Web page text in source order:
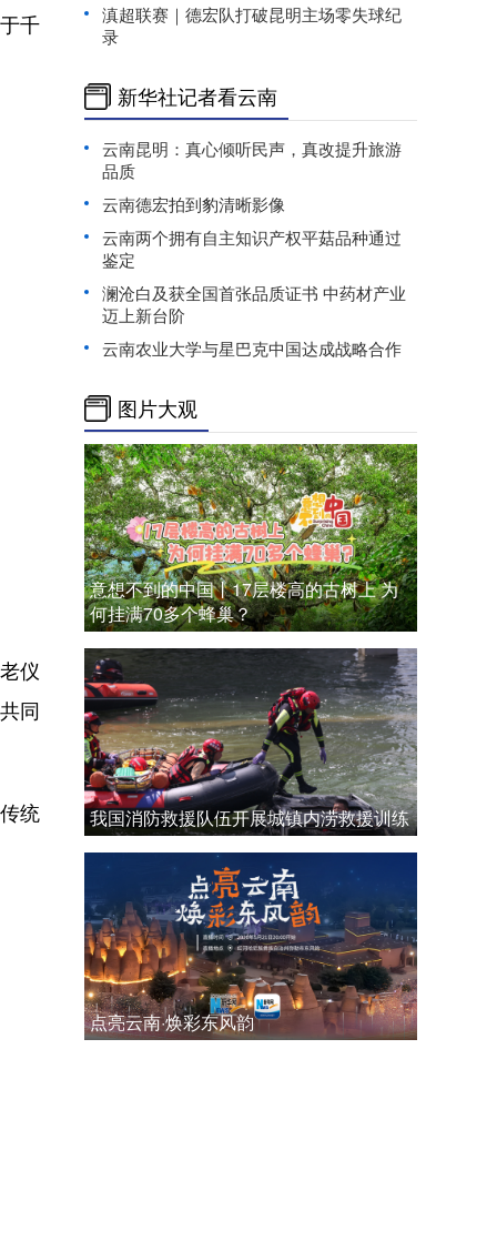
千
仪
同
统
滇超联赛｜德宏队打破昆明主场零失球纪
录
新华社记者看云南
云南昆明：真心倾听民声，真改提升旅游
品质
云南德宏拍到豹清晰影像
云南两个拥有自主知识产权平菇品种通过
鉴定
澜沧白及获全国首张品质证书 中药材产业
迈上新台阶
云南农业大学与星巴克中国达成战略合作
图片大观
意想不到的中国丨17层楼高的古树上 为
何挂满70多个蜂巢？
我国消防救援队伍开展城镇内涝救援训练
点亮云南·焕彩东风韵